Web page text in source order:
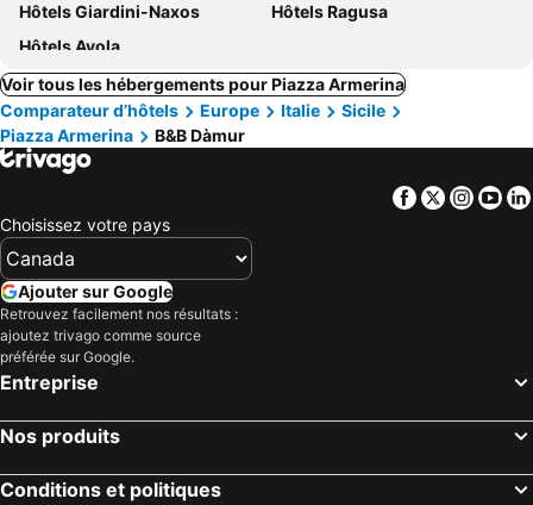
Hôtels Giardini-Naxos
Hôtels Ragusa
Hôtels Avola
Voir tous les hébergements pour Piazza Armerina
Comparateur d’hôtels
Europe Italie
Sicile
Piazza Armerina
B&B Dàmur
Facebook
Twitter
Choisissez votre pays
Ajouter sur Google
Retrouvez facilement nos résultats :
ajoutez trivago comme source
préférée sur Google.
Entreprise
Nos produits
Conditions et politiques